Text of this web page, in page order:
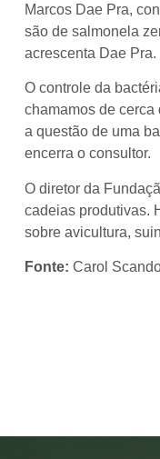
Marcos Dae Pra,
são de salmonela
acrescenta Dae Pra.
O controle da
chamamos de
a questão de uma
encerra o consultor.
O diretor da
cadeias produtivas.
sobre avicultura,
Fonte: Carol